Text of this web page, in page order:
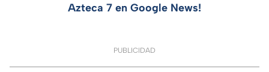
Azteca 7 en Google News!
PUBLICIDAD